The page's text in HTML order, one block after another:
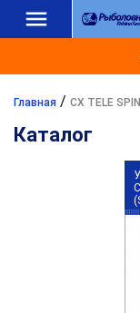
Главная / CX TELE
Каталог